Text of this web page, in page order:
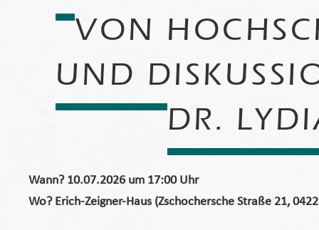
VON
UND
DR.
Wann? 10.07.2026 um 17:00 Uhr
Wo? Erich-Zeigner-Haus (Zschochersche Straße 21,